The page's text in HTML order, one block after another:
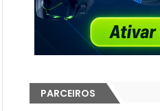
PARCEIROS